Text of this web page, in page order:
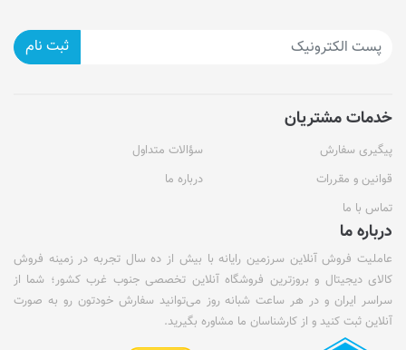
ثبت نام
خدمات مشتریان
پیگیری سفارش
سؤالات متداول
قوانین و مقررات
درباره ما
تماس با ما
درباره ما
عاملیت فروش آنلاین سرزمین رایانه با بیش از ده سال تجربه در زمینه فروش
کالای دیجیتال و بروزترین فروشگاه آنلاین تخصصی جنوب غرب کشور؛ شما از
سراسر ایران و در هر ساعت شبانه روز می‌توانید سفارش خودتون رو به صورت
آنلاین ثبت کنید و از کارشناسان ما مشاوره بگیرید.